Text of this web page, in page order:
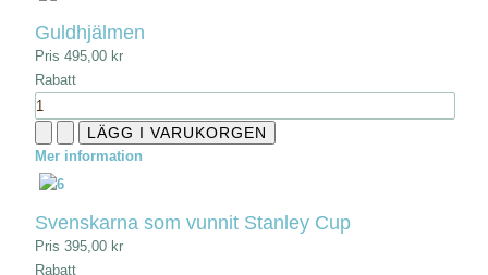
Guldhjälmen
Pris495,00 kr
Rabatt
Mer information
Svenskarna som vunnit Stanley Cup
Pris395,00 kr
Rabatt